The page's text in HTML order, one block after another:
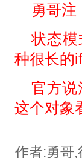
勇哥注
状态模
种很长的
官方说
这个对象
作者:勇哥,